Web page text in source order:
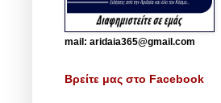
mail: aridaia365@gmail.com
Βρείτε μας στο Facebook